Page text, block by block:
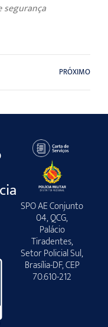
segurança
PRÓXIMO
SPO AE Conjunto
04, QCG,
Palácio
Tiradentes,
Setor Policial Sul,
Brasília-DF, CEP
70.610-212